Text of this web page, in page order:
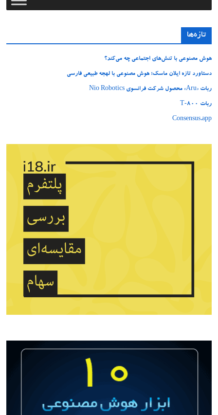
تازه‌ها
هوش مصنوعی با تنش‌های اجتماعی چه می‌کند؟
دستاورد تازه ایلان ماسک؛ هوش مصنوعی با لهجه طبیعی فارسی
ربات «Aru» محصول شرکت فرانسوی Nio Robotics
ربات T‑800
Consensus.app